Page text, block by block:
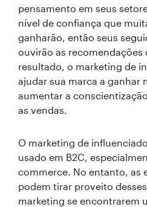
pensamento em seus
nível de confiança que
ganharão, então seus
ouvirão as
resultado, o marketing de
ajudar sua marca a ganhar
aumentar a
as vendas.
O marketing de
usado em B2C,
commerce. No entanto, as
podem tirar proveito
marketing se encontrarem